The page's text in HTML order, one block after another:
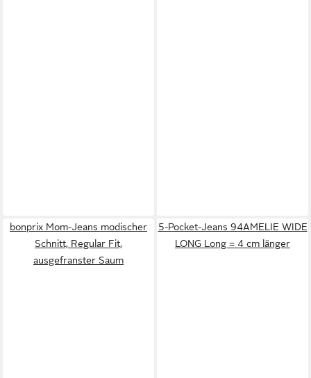
bonprix Mom-Jeans modischer
Schnitt, Regular Fit,
ausgefranster Saum
5-Pocket-Jeans 94AMELIE WIDE
LONG Long = 4 cm länger